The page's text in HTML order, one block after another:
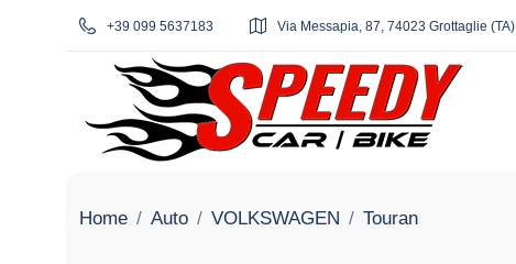
+39 099 5637183 Via Messapia, 87, 74023 Grottaglie (TA)
Home Auto VOLKSWAGEN Touran